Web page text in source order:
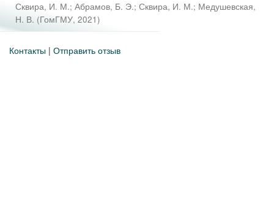
Сквира, И. М.; Абрамов, Б. Э.; Сквира, И. М.; Медушевская,
Н. В. (ГомГМУ, 2021)
Контакты | Отправить отзыв